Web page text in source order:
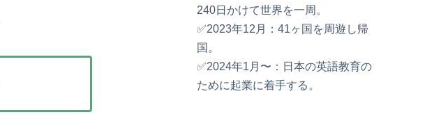
240日かけて世界を一周。
✅2023年12月：41ヶ国を周遊し帰
国。
✅2024年1月〜：日本の英語教育の
ために起業に着手する。